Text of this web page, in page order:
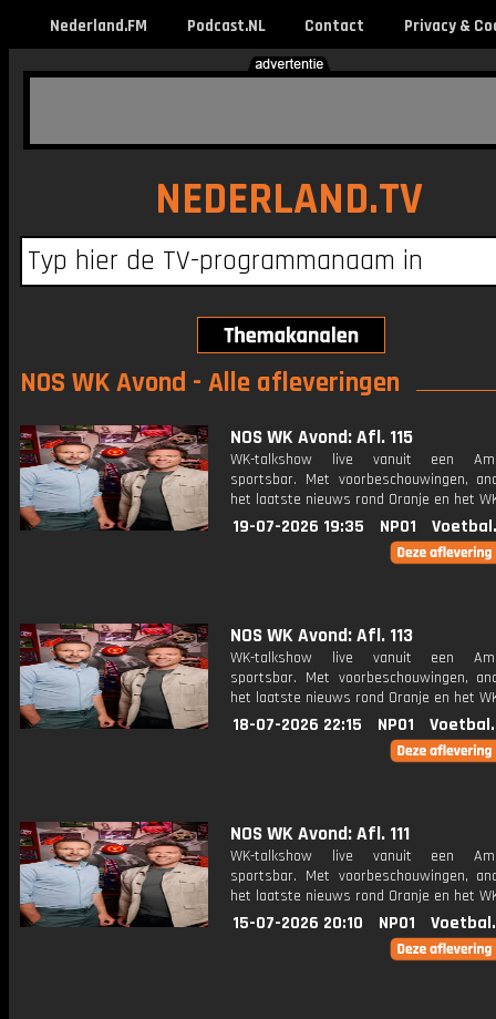
Nederland.FM Podcast.NL Contact Privacy &
NEDERLAND.TV
NOS WK Avond - Alle afleveringen
NOS WK Avond: Afl. 115
WK-talkshow live vanuit een
sportsbar. Met voorbeschouwingen,
het laatste nieuws rond Oranje en het
19-07-2026 19:35 NPO1
NOS WK Avond: Afl. 113
WK-talkshow live vanuit een
sportsbar. Met voorbeschouwingen,
het laatste nieuws rond Oranje en het
18-07-2026 22:15 NPO1
NOS WK Avond: Afl. 111
WK-talkshow live vanuit een
sportsbar. Met voorbeschouwingen,
het laatste nieuws rond Oranje en het
15-07-2026 20:10 NPO1